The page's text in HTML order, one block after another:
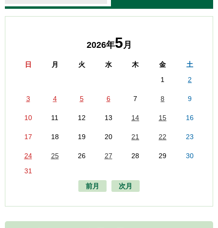
2026年5月
日 月 火 水 木 金
土
1
2
3 4 5 6 7 8 9
10 11 12 13 14 15 16
17 18 19 20 21 22 23
24 25 26 27 28 29
30
31
前月
次月